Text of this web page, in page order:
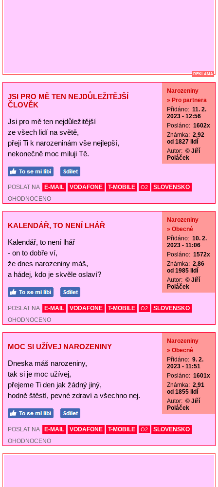
REKLAMA
JSI PRO MĚ TEN NEJDŮLEŽITĚJŠÍ
ČLOVĚK
Jsi pro mě ten nejdůležitější
ze všech lidí na světě,
přeji Ti k narozeninám vše nejlepší,
nekonečně moc miluji Tě.
Narozeniny
» Pro partnera
Přidáno: 11. 2.
2023 - 12:56
Posláno: 1602x
Známka: 2,92
od 1827 lidí
Autor: © Jiří
Poláček
POSLAT NA E-MAIL VODAFONE T-MOBILE O2
SLOVENSKO
OHODNOCENO
KALENDÁŘ, TO NENÍ LHÁŘ
Kalendář, to není lhář
- on to dobře ví,
že dnes narozeniny máš,
a hádej, kdo je skvěle oslaví?
Narozeniny
» Obecné
Přidáno: 10. 2.
2023 - 11:06
Posláno: 1572x
Známka: 2,86
od 1985 lidí
Autor: © Jiří
Poláček
POSLAT NA E-MAIL VODAFONE T-MOBILE O2
SLOVENSKO
OHODNOCENO
MOC SI UŽÍVEJ NAROZENINY
Dneska máš narozeniny,
tak si je moc užívej,
přejeme Ti den jak žádný jiný,
hodně štěstí, pevné zdraví a všechno nej.
Narozeniny
» Obecné
Přidáno: 9. 2.
2023 - 11:51
Posláno: 1601x
Známka: 2,91
od 1855 lidí
Autor: © Jiří
Poláček
POSLAT NA E-MAIL VODAFONE T-MOBILE O2
SLOVENSKO
OHODNOCENO